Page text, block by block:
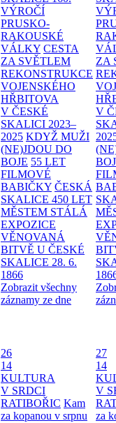
VÝROČÍ
PRUSKO-
RAKOUSKÉ
VÁLKY CESTA
ZA SVĚTLEM
REKONSTRUKCE
VOJENSKÉHO
HŘBITOVA
V ČESKÉ
SKALICI 2023–
2025 KDYŽ MUŽI
(NE)JDOU DO
BOJE 55 LET
FILMOVÉ
BABIČKY ČESKÁ
SKALICE 450 LET
MĚSTEM STÁLÁ
EXPOZICE
VĚNOVANÁ
BITVĚ U ČESKÉ
SKALICE 28. 6.
1866
Zobrazit všechny
záznamy ze dne
ZA
V
26
14
KULTURA
V SRDCI
RATIBOŘIC Kam
za kopanou v srpnu
27
14
V
za